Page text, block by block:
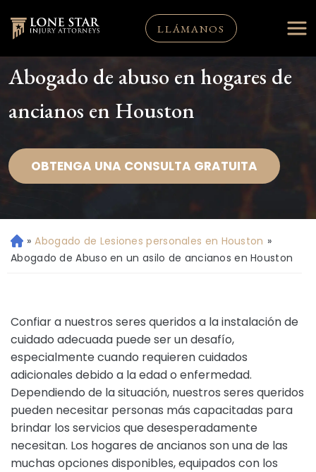
LLÁMANOS
Abogado de abuso en hogares de
ancianos en Houston
OBTENGA UNA CONSULTA GRATUITA
Ini
ci
» Abogado de Lesiones personales en Houston »
Abogado de Abuso en un asilo de ancianos en Houston
Confiar a nuestros seres queridos a la instalación de
cuidado adecuada puede ser un desafío,
especialmente cuando requieren cuidados
adicionales debido a la edad o enfermedad.
Dependiendo de la situación, nuestros seres queridos
pueden necesitar personas más capacitadas para
brindar los servicios que desesperadamente
necesitan. Los hogares de ancianos son una de las
muchas opciones disponibles, equipados con los